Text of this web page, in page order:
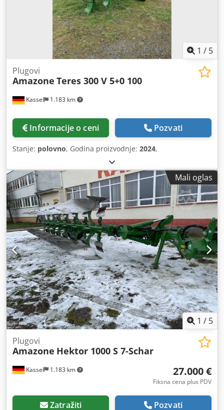
1 / 5
Kassel 1.183 km
Plugovi
Amazone Teres 300 V 5+0 100
Informacije o ceni Pozvati
Stanje: polovno, Godina proizvodnje: 2024,
Mali oglas
1 / 5
Kassel 1.183 km
Plugovi
Amazone Hektor 1000 S 7-Schar
27.000 €
Fiksna cena plus PDV
Zatražiti Pozvati